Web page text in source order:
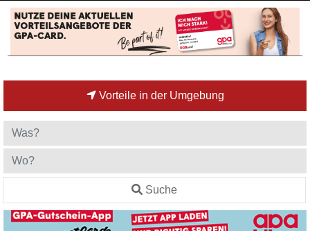
Vorteile in der Umgebung
Suche